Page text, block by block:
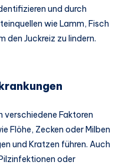
und durch
wie Lamm, Fisch
den Juckreiz zu lindern.
verschiedene Faktoren
Flöhe, Zecken oder Milben
und Kratzen führen. Auch
oder